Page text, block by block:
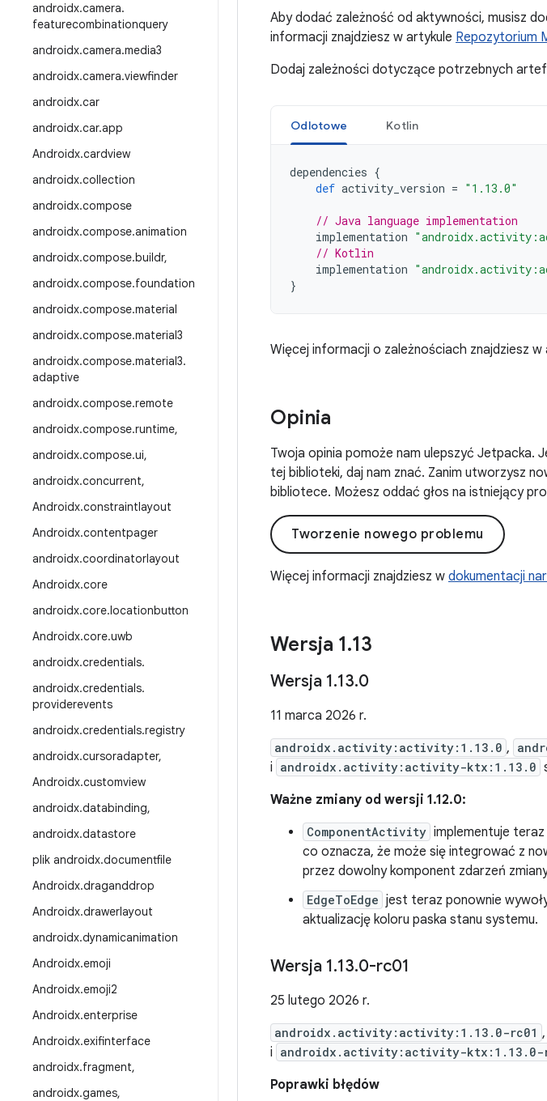
androidx.camera.
featurecombinationquery
androidx.camera.media3
androidx.camera.viewfinder
androidx.car
androidx.car.app
Androidx.cardview
androidx.collection
androidx.compose
androidx.compose.animation
androidx.compose.buildr,
androidx.compose.foundation
androidx.compose.material
androidx.compose.material3
androidx.compose.material3.
adaptive
androidx.compose.remote
androidx.compose.runtime,
androidx.compose.ui,
androidx.concurrent,
Androidx.constraintlayout
Androidx.contentpager
androidx.coordinatorlayout
Androidx.core
androidx.core.locationbutton
Androidx.core.uwb
androidx.credentials.
androidx.credentials.
providerevents
androidx.credentials.registry
androidx.cursoradapter,
Androidx.customview
androidx.databinding,
androidx.datastore
plik androidx.documentfile
Androidx.draganddrop
Androidx.drawerlayout
androidx.dynamicanimation
Androidx.emoji
Androidx.emoji2
Androidx.enterprise
Androidx.exifinterface
androidx.fragment,
androidx.games,
Aby dodać zależność od aktywności, musisz
informacji znajdziesz w artykule Repozytorium
Dodaj zależności dotyczące potrzebnych
Odlotowe Kotlin
dependencies {
def activity_version = "1.13.0"
// Java language implementation
implementation
// Kotlin
implementation
}
Więcej informacji o zależnościach znajdziesz w
Opinia
Twoja opinia pomoże nam ulepszyć Jetpacka.
tej biblioteki, daj nam znać. Zanim utworzysz
bibliotece. Możesz oddać głos na istniejący
Tworzenie nowego problemu
Więcej informacji znajdziesz w dokumentacji
Wersja 1.13
Wersja 1.13.0
11 marca 2026 r.
androidx.activity:activity:1.13.0 ,
i androidx.activity:activity-ktx:1.13.0
Ważne zmiany od wersji 1.12.0:
ComponentActivity implementuje
co oznacza, że może się integrować z
przez dowolny komponent zdarzeń
EdgeToEdge jest teraz ponownie
aktualizację koloru paska stanu systemu.
Wersja 1.13.0-rc01
25 lutego 2026 r.
androidx.activity:activity:1.13.0-rc01 ,
i androidx.activity:activity-ktx:1.13.0-
Poprawki błędów